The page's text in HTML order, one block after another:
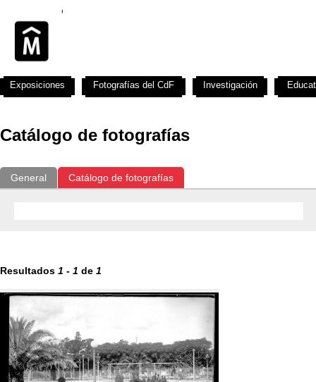
Catálogo de fotografías
General Catálogo de fotografías
Resultados 1 - 1 de 1
Exposiciones Fotografías del CdF Investigación